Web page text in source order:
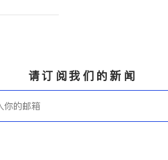
请订阅我们的新闻